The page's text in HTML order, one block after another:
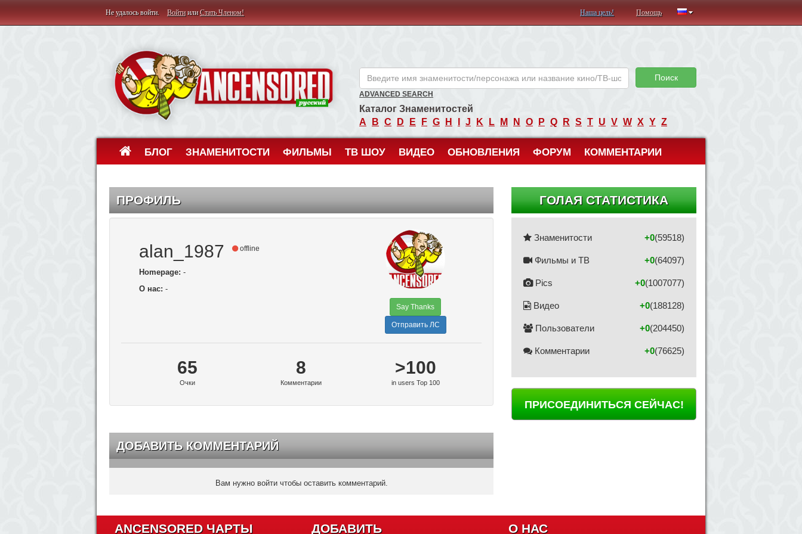
Не удалось войти. ВойтиилиСтать Членом! Наша цель! Помощь
Поиск
ADVANCED SEARCH
Каталог Знаменитостей
A
B C D E F G H J K L M N O P Q R S T U V W X Y Z
БЛОГ ЗНАМЕНИТОСТИ ФИЛЬМЫ ТВ ШОУ ВИДЕО ОБНОВЛЕНИЯ ФОРУМ КОММЕНТАРИИ
ПРОФИЛЬ
alan_1987 offline
Homepage: -
О нас: -
Say Thanks
Отправить ЛС
65
Очки
8
Комментарии
>100
in users Top 100
ДОБАВИТЬ КОММЕНТАРИЙ
Вам нужно войти чтобы оставить комментарий.
ГОЛАЯ СТАТИСТИКА
Знаменитости (59518)
+0
Фильмы и ТВ (64097)
+0
Pics (1007077)
+0
Видео (188128)
+0
Пользователи (204450)
+0
Комментарии (76625)
+0
ПРИСОЕДИНИТЬСЯ СЕЙЧАС!
ANCENSORED ЧАРТЫ ДОБАВИТЬ О НАС